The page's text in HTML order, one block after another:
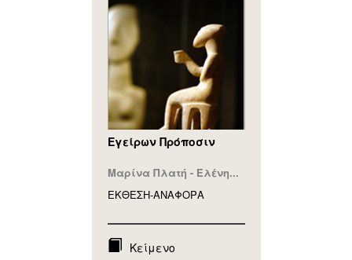
Eγείρων Πρόποσιν
Μαρίνα Πλατή - Ελένη...
ΕΚΘΕΣΗ-ΑΝΑΦΟΡA
Κείμενο